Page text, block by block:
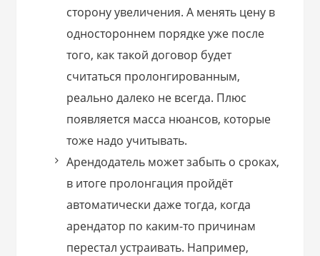
сторону увеличения. А менять цену в
одностороннем порядке уже после
того, как такой договор будет
считаться пролонгированным,
реально далеко не всегда. Плюс
появляется масса нюансов, которые
тоже надо учитывать.
Арендодатель может забыть о сроках,
в итоге пролонгация пройдёт
автоматически даже тогда, когда
арендатор по каким-то причинам
перестал устраивать. Например,